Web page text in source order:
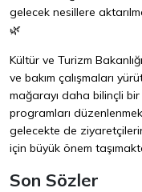
gelecek nesillere
🌿
Kültür ve Turizm
ve bakım çalışmaları
mağarayı daha bilinçli
programları
gelecekte de
için büyük önem
Son Sözler